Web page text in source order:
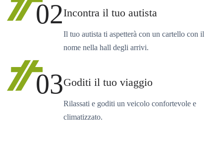
02Incontra il tuo autista
Il tuo autista ti aspetterà con un cartello con il
nome nella hall degli arrivi.
03Goditi il tuo viaggio
Rilassati e goditi un veicolo confortevole e
climatizzato.